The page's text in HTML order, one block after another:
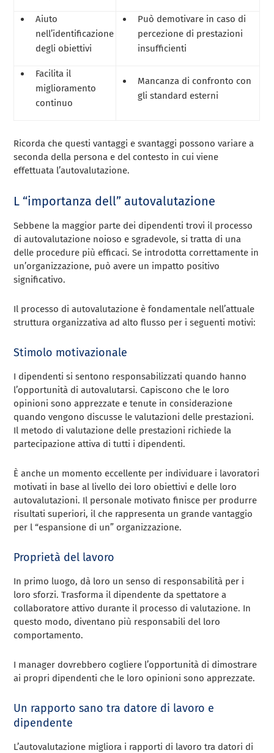
Aiuto
nell’identificazione
degli obiettivi
Può demotivare in caso di
percezione di prestazioni
insufficienti
Facilita il
miglioramento
continuo
Mancanza di confronto con
gli standard esterni
Ricorda che questi vantaggi e svantaggi possono variare a
seconda della persona e del contesto in cui viene
effettuata l’autovalutazione.
L “importanza dell” autovalutazione
Sebbene la maggior parte dei dipendenti trovi il processo
di autovalutazione noioso e sgradevole, si tratta di una
delle procedure più efficaci. Se introdotta correttamente in
un’organizzazione, può avere un impatto positivo
significativo.
Il processo di autovalutazione è fondamentale nell’attuale
struttura organizzativa ad alto flusso per i seguenti motivi:
Stimolo motivazionale
I dipendenti si sentono responsabilizzati quando hanno
l’opportunità di autovalutarsi. Capiscono che le loro
opinioni sono apprezzate e tenute in considerazione
quando vengono discusse le valutazioni delle prestazioni.
Il metodo di valutazione delle prestazioni richiede la
partecipazione attiva di tutti i dipendenti.
È anche un momento eccellente per individuare i lavoratori
motivati in base al livello dei loro obiettivi e delle loro
autovalutazioni. Il personale motivato finisce per produrre
risultati superiori, il che rappresenta un grande vantaggio
per l “espansione di un” organizzazione.
Proprietà del lavoro
In primo luogo, dà loro un senso di responsabilità per i
loro sforzi. Trasforma il dipendente da spettatore a
collaboratore attivo durante il processo di valutazione. In
questo modo, diventano più responsabili del loro
comportamento.
I manager dovrebbero cogliere l’opportunità di dimostrare
ai propri dipendenti che le loro opinioni sono apprezzate.
Un rapporto sano tra datore di lavoro e
dipendente
L’autovalutazione migliora i rapporti di lavoro tra datori di